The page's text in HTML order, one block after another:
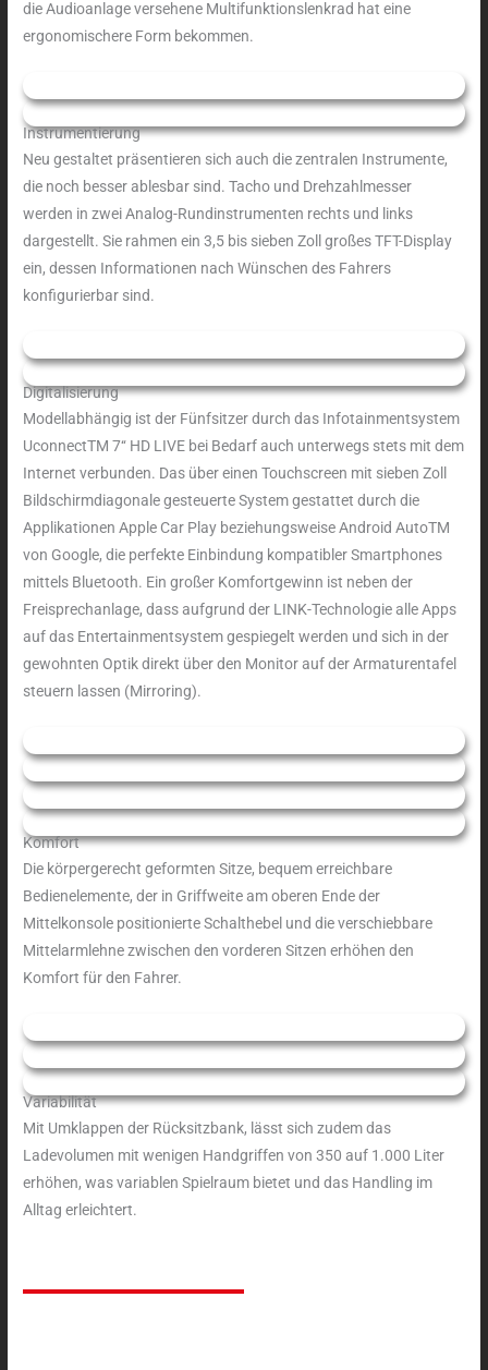
die Audioanlage versehene Multifunktionslenkrad hat eine
ergonomischere Form bekommen.
Instrumentierung
Neu gestaltet präsentieren sich auch die zentralen Instrumente,
die noch besser ablesbar sind. Tacho und Drehzahlmesser
werden in zwei Analog-Rundinstrumenten rechts und links
dargestellt. Sie rahmen ein 3,5 bis sieben Zoll großes TFT-Display
ein, dessen Informationen nach Wünschen des Fahrers
konfigurierbar sind.
Digitalisierung
Modellabhängig ist der Fünfsitzer durch das Infotainmentsystem
UconnectTM 7‘‘ HD LIVE bei Bedarf auch unterwegs stets mit dem
Internet verbunden. Das über einen Touchscreen mit sieben Zoll
Bildschirmdiagonale gesteuerte System gestattet durch die
Applikationen Apple Car Play beziehungsweise Android AutoTM
von Google, die perfekte Einbindung kompatibler Smartphones
mittels Bluetooth. Ein großer Komfortgewinn ist neben der
Freisprechanlage, dass aufgrund der LINK-Technologie alle Apps
auf das Entertainmentsystem gespiegelt werden und sich in der
gewohnten Optik direkt über den Monitor auf der Armaturentafel
steuern lassen (Mirroring).
Komfort
Die körpergerecht geformten Sitze, bequem erreichbare
Bedienelemente, der in Griffweite am oberen Ende der
Mittelkonsole positionierte Schalthebel und die verschiebbare
Mittelarmlehne zwischen den vorderen Sitzen erhöhen den
Komfort für den Fahrer.
Variabilität
Mit Umklappen der Rücksitzbank, lässt sich zudem das
Ladevolumen mit wenigen Handgriffen von 350 auf 1.000 Liter
erhöhen, was variablen Spielraum bietet und das Handling im
Alltag erleichtert.